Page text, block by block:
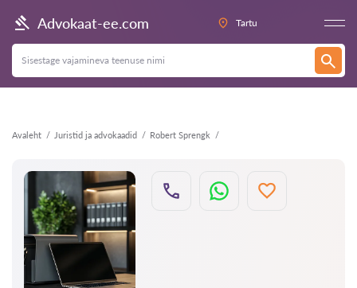
Advokaat-ee.com Tartu
Avaleht Juristid ja advokaadid Robert Sprengk
Tagasi